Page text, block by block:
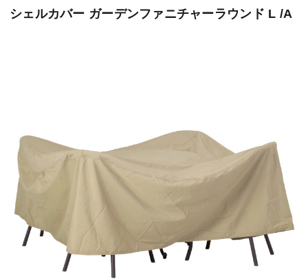
シェルカバー ガーデンファニチャーラウンド L /A